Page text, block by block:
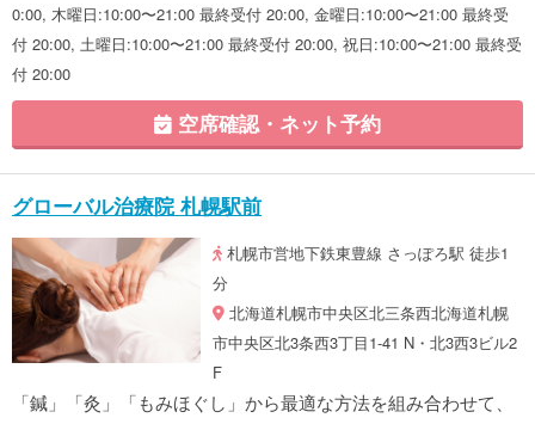
0:00, 木曜日:10:00〜21:00 最終受付 20:00, 金曜日:10:00〜21:00 最終受
付 20:00, 土曜日:10:00〜21:00 最終受付 20:00, 祝日:10:00〜21:00 最終受
付 20:00
空席確認・ネット予約
グローバル治療院 札幌駅前
札幌市営地下鉄東豊線 さっぽろ駅 徒歩1
分
北海道札幌市中央区北三条西北海道札幌
市中央区北3条西3丁目1-41 N・北3西3ビル2
F
「鍼」「灸」「もみほぐし」から最適な方法を組み合わせて、